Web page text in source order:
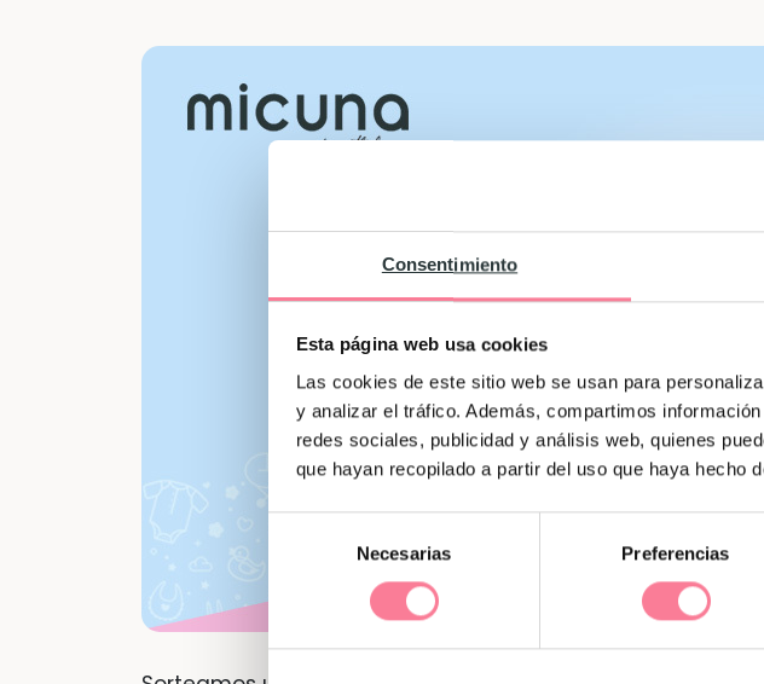
Consentimiento
Esta página web usa cookies
Las cookies de este sitio web se usan para
y analizar el tráfico. Además, compartimos
redes sociales, publicidad y análisis web, quienes
que hayan recopilado a partir del uso que haya hecho
consentimiento
Necesarias Preferencias